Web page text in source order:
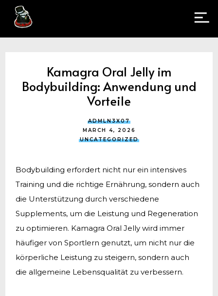
Kamagra Oral Jelly im
Bodybuilding: Anwendung und
Vorteile
ADMLN3X07
MARCH 4, 2026
UNCATEGORIZED
Bodybuilding erfordert nicht nur ein intensives
Training und die richtige Ernährung, sondern auch
die Unterstützung durch verschiedene
Supplements, um die Leistung und Regeneration
zu optimieren. Kamagra Oral Jelly wird immer
häufiger von Sportlern genutzt, um nicht nur die
körperliche Leistung zu steigern, sondern auch
die allgemeine Lebensqualität zu verbessern.